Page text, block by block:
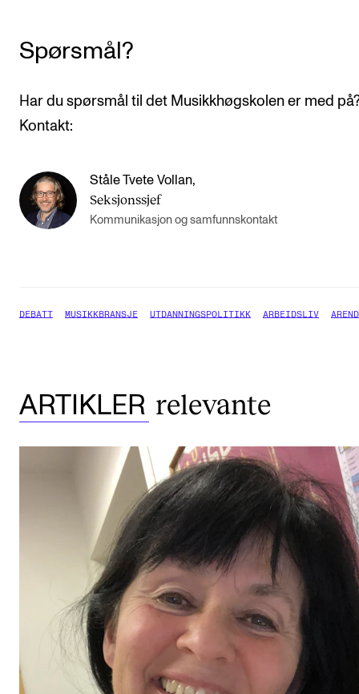
Spørsmål?
Har du spørsmål til det Musikkhøgskolen er med
Kontakt:
Ståle Tvete Vollan,
Seksjonssjef
Kommunikasjon og samfunnskontakt
DEBATT MUSIKKBRANSJE UTDANNINGSPOLITIKK ARBEIDSLIV
ARTIKLER relevante